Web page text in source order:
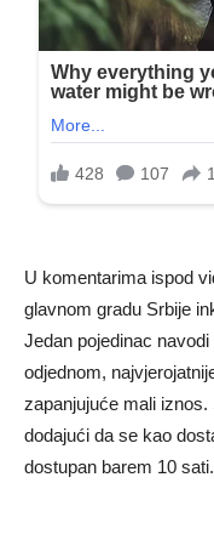
U komentarima ispod
glavnom gradu Srbije
Jedan pojedinac
odjednom,
zapanjujuće mali
dodajući da se kao
dostupan barem 10 sati.